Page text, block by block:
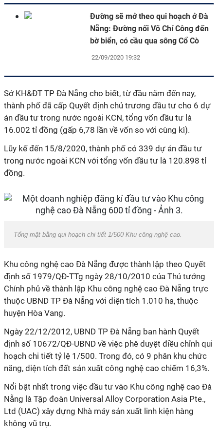
Đường sẽ mở theo qui hoạch ở Đà
Nẵng: Đường nối Võ Chí Công đến
bờ biển, có cầu qua sông Cổ Cò
22/09/2020 19:32
Sở KH&ĐT TP Đà Nẵng cho biết, từ đầu năm đến nay,
thành phố đã cấp Quyết định chủ trương đầu tư cho 6 dự
án đầu tư trong nước ngoài KCN, tổng vốn đầu tư là
16.002 tỉ đồng (gấp 6,78 lần về vốn so với cùng kì).
Lũy kế đến 15/8/2020, thành phố có 339 dự án đầu tư
trong nước ngoài KCN với tổng vốn đầu tư là 120.898 tỉ
đồng.
Tổng mặt bằng qui hoạch chi tiết 1/500 Khu công nghệ cao.
Khu công nghệ cao Đà Nẵng được thành lập theo Quyết
định số 1979/QĐ-TTg ngày 28/10/2010 của Thủ tướng
Chính phủ về thành lập Khu công nghệ cao Đà Nẵng trực
thuộc UBND TP Đà Nẵng với diện tích 1.010 ha, thuộc
huyện Hòa Vang.
Ngày 22/12/2012, UBND TP Đà Nẵng ban hành Quyết
định số 10672/QĐ-UBND về việc phê duyệt điều chỉnh qui
hoạch chi tiết tỷ lệ 1/500. Trong đó, có 9 phân khu chức
năng, diện tích đất sản xuất công nghệ cao chiếm 16,3%.
Nổi bật nhất trong việc đầu tư vào Khu công nghệ cao Đà
Nẵng là Tập đoàn Universal Alloy Corporation Asia Pte.,
Ltd (UAC) xây dựng Nhà máy sản xuất linh kiện hàng
không vũ trụ.